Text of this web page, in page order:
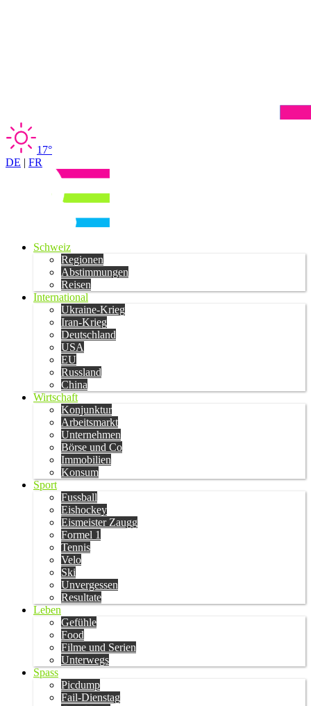
17°
DE | FR
Schweiz
Regionen
Abstimmungen
Reisen
International
Ukraine-Krieg
Iran-Krieg
Deutschland
USA
EU
Russland
China
Wirtschaft
Konjunktur
Arbeitsmarkt
Unternehmen
Börse und Co
Immobilien
Konsum
Sport
Fussball
Eishockey
Eismeister Zaugg
Formel 1
Tennis
Velo
Ski
Unvergessen
Resultate
Leben
Gefühle
Food
Filme und Serien
Unterwegs
Spass
Picdump
Fail-Dienstag